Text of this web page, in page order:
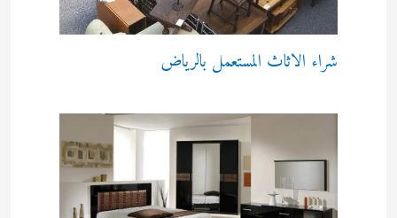
شراء الاثاث المستعمل بالرياض